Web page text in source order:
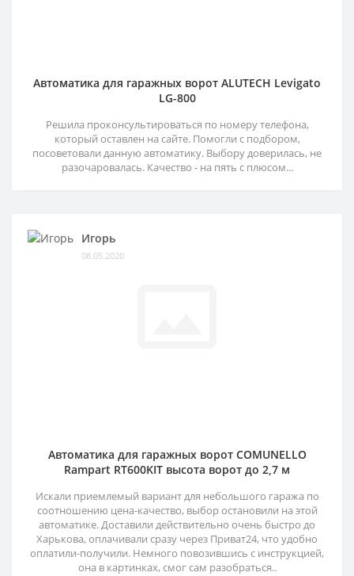
Автоматика для гаражных ворот ALUTECH Levigato
LG-800
Решила проконсультироваться по номеру телефона,
который оставлен на сайте. Помогли с подбором,
посоветовали данную автоматику. Выбору доверилась, не
разочаровалась. Качество - на пять с плюсом...
Игорь
08.05.2020
Автоматика для гаражных ворот COMUNELLO
Rampart RT600KIT высота ворот до 2,7 м
Искали приемлемый вариант для небольшого гаража по
соотношению цена-качество, выбор остановили на этой
автоматике. Доставили действительно очень быстро до
Харькова, оплачивали сразу через Приват24, что удобно
оплатили-получили. Немного повозившись с инструкцией,
она в картинках, смог сам разобраться..